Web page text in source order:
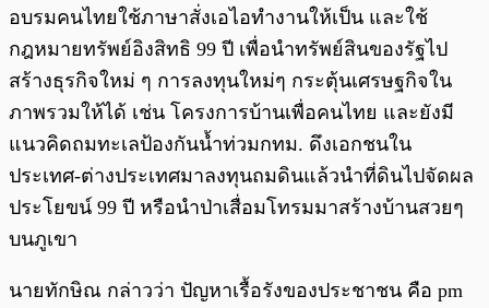
อบรมคนไทยใช้ภาษาสั่งเอไอทำงานให้เป็น และใช้
กฎหมายทรัพย์อิงสิทธิ 99 ปี เพื่อนำทรัพย์สินของรัฐไป
สร้างธุรกิจใหม่ ๆ การลงทุนใหม่ๆ กระตุ้นเศรษฐกิจใน
ภาพรวมให้ได้ เช่น โครงการบ้านเพื่อคนไทย และยังมี
แนวคิดถมทะเลป้องกันน้ำท่วมกทม. ดึงเอกชนใน
ประเทศ-ต่างประเทศมาลงทุนถมดินแล้วนำที่ดินไปจัดผล
ประโยขน์ 99 ปี หรือนำป่าเสื่อมโทรมมาสร้างบ้านสวยๆ
บนภูเขา
นายทักษิณ กล่าวว่า ปัญหาเรื้อรังของประชาชน คือ pm